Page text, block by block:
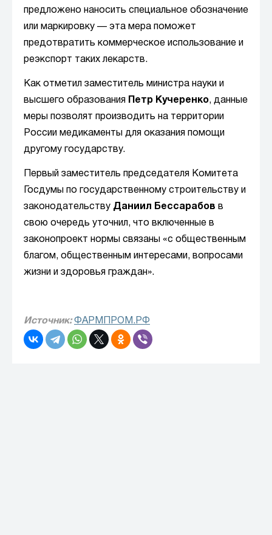
предложено наносить специальное обозначение
или маркировку — эта мера поможет
предотвратить коммерческое использование и
реэкспорт таких лекарств.
Как отметил заместитель министра науки и
высшего образования
Петр Кучеренко, данные
меры позволят производить на территории
России медикаменты для оказания помощи
другому государству.
Первый заместитель председателя Комитета
Госдумы по государственному строительству и
законодательству Даниил Бессарабов в
свою очередь уточнил, что включенные в
законопроект нормы связаны «с общественным
благом, общественным интересами, вопросами
жизни и здоровья граждан».
Источник: ФАРМПРОМ.РФ